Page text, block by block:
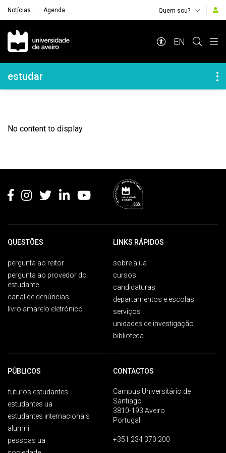
Notícias Agenda Quem sou?
Navegação Principal
EN
Navegação Lateral
estudar
No content to display
QUESTÕES
pergunta ao reitor
pergunta ao provedor do
estudante
canal de denúncias
livro amarelo eletrónico
LINKS RÁPIDOS
sobre a ua
cursos
candidaturas
departamentos e escolas
serviços
unidades de investigação
biblioteca
PÚBLICOS
futuros estudantes
estudantes ua
estudantes internacionais
alumni
pessoas ua
CONTACTOS
Campus Universitário de
Santiago
3810-193 Aveiro
Portugal
+351 234 370 200